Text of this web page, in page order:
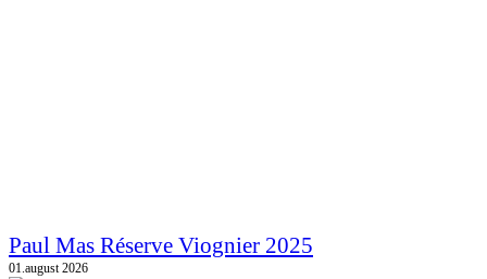
Paul Mas Réserve Viognier 2025
01.august 2026